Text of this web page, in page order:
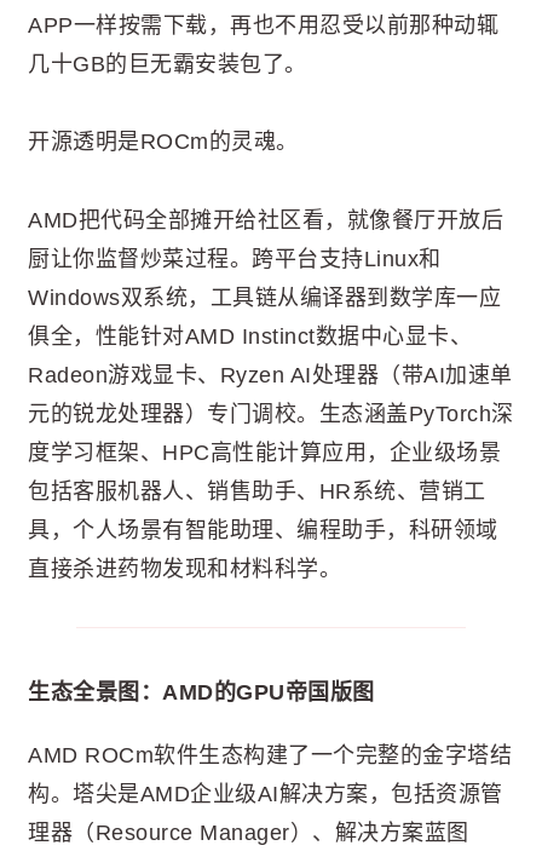
APP一样按需下载，再也不用忍受以前那种动辄
几十GB的巨无霸安装包了。
开源透明是ROCm的灵魂。
AMD把代码全部摊开给社区看，就像餐厅开放后
厨让你监督炒菜过程。跨平台支持Linux和
Windows双系统，工具链从编译器到数学库一应
俱全，性能针对AMD Instinct数据中心显卡、
Radeon游戏显卡、Ryzen AI处理器（带AI加速单
元的锐龙处理器）专门调校。生态涵盖PyTorch深
度学习框架、HPC高性能计算应用，企业级场景
包括客服机器人、销售助手、HR系统、营销工
具，个人场景有智能助理、编程助手，科研领域
直接杀进药物发现和材料科学。
生态全景图：AMD的GPU帝国版图
AMD ROCm软件生态构建了一个完整的金字塔结
构。塔尖是AMD企业级AI解决方案，包括资源管
理器（Resource Manager）、解决方案蓝图